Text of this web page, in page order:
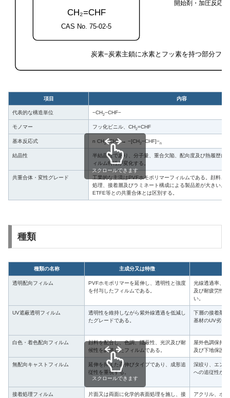
CH₂=CHF
CAS No. 75-02-5
開始剤・加圧反応系
炭素−炭素主鎖に水素とフッ素を持つ部分フ
項目 内容
代表的な構造単位 −CH2−CHF−
モノマー フッ化ビニル、CH2=CHF
基本反応式 n CH2=CHF → −[CH2−CHF]−n
結晶性
半結晶性であり、分子量、重合欠陥、配向度及び熱履歴に
ィルム特性が変化する。
共重合体・変性グレード
工業的な主流はPVFホモポリマーフィルムである。顔料、
処理、接着層及びラミネート構成による製品差が大きい。
ETFE等との共重合体とは区別する。
スクロールできます
種類
種類の名称 主成分又は特徴
透明配向フィルム
PVFホモポリマーを延伸し、透明性と強度
を付与したフィルムである。
光線透過率、
及び耐疲労性
い。
UV遮蔽透明フィルム
透明性を維持しながら紫外線透過を低減し
たグレードである。
下層の接着剤
基材のUV劣化
白色・着色配向フィルム
顔料を配合し、色調、隠蔽性、光沢及び耐
候性を調整したフィルムである。
屋外色調保持
及び下地保護
無配向キャストフィルム
延伸を抑えた高伸びタイプであり、成形追
従性を重視する。
深絞り、エン
への追従性が
接着処理フィルム
片面又は両面に化学的表面処理を施し、接
アクリル、ポ
スクロールできます